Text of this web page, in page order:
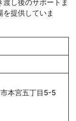
し後のサポートま
提供していま
本宮五丁目5-5